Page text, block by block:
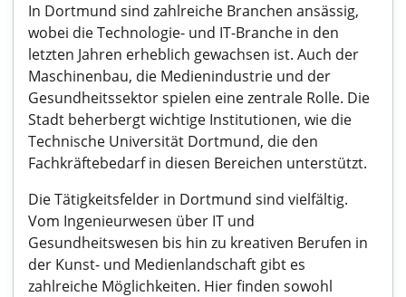
In Dortmund sind zahlreiche Branchen ansässig,
wobei die Technologie- und IT-Branche in den
letzten Jahren erheblich gewachsen ist. Auch der
Maschinenbau, die Medienindustrie und der
Gesundheitssektor spielen eine zentrale Rolle. Die
Stadt beherbergt wichtige Institutionen, wie die
Technische Universität Dortmund, die den
Fachkräftebedarf in diesen Bereichen unterstützt.
Die Tätigkeitsfelder in Dortmund sind vielfältig.
Vom Ingenieurwesen über IT und
Gesundheitswesen bis hin zu kreativen Berufen in
der Kunst- und Medienlandschaft gibt es
zahlreiche Möglichkeiten. Hier finden sowohl